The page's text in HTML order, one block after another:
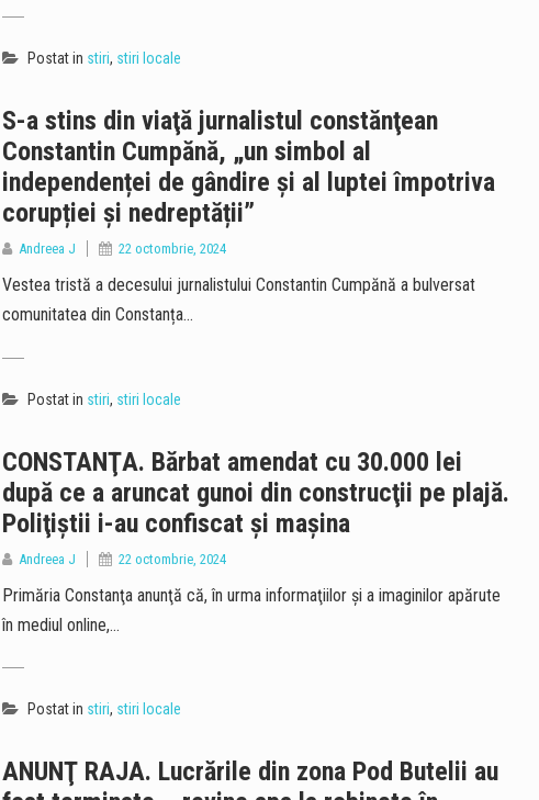
Postat in stiri, stiri locale
S-a stins din viaţă jurnalistul constănţean
Constantin Cumpănă, „un simbol al
independenței de gândire și al luptei împotriva
corupției și nedreptății”
Andreea J 22 octombrie, 2024
Vestea tristă a decesului jurnalistului Constantin Cumpănă a bulversat
comunitatea din Constanța…
Postat in stiri, stiri locale
CONSTANŢA. Bărbat amendat cu 30.000 lei
după ce a aruncat gunoi din construcţii pe plajă.
Poliţiştii i-au confiscat şi maşina
Andreea J 22 octombrie, 2024
Primăria Constanţa anunţă că, în urma informaţiilor şi a imaginilor apărute
în mediul online,…
Postat in stiri, stiri locale
ANUNŢ RAJA. Lucrările din zona Pod Butelii au